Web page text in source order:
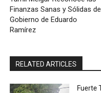
Finanzas Sanas y Sólidas
Gobierno de Eduardo
Ramírez
RELATED ARTICLES
Fuerte